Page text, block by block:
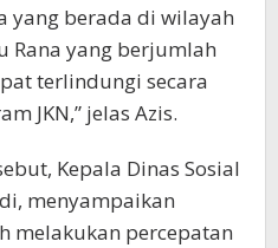
yang berada di wilayah
Rana yang berjumlah
terlindungi secara
JKN,” jelas Azis.
Kepala Dinas Sosial
menyampaikan
melakukan percepatan